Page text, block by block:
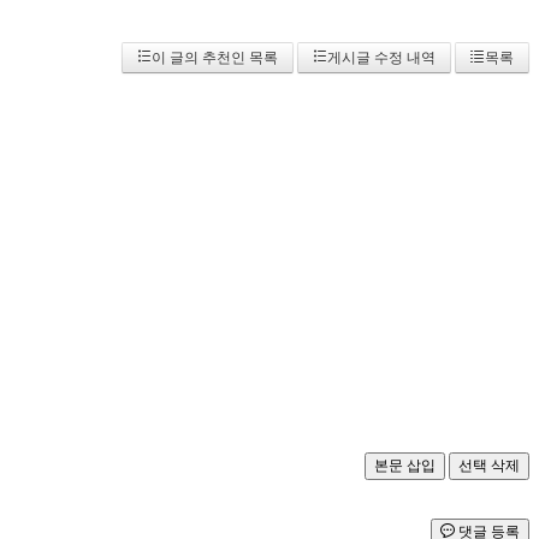
이 글의 추천인 목록 게시글 수정 내역 목록
댓글 등록